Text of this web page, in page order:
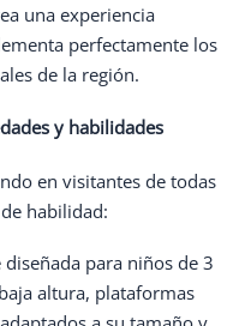
una experiencia
perfectamente los
de la región.
y habilidades
en visitantes de todas
habilidad:
diseñada para niños de 3
altura, plataformas